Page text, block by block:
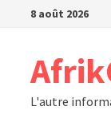
Passer8 août 2026
L'autre